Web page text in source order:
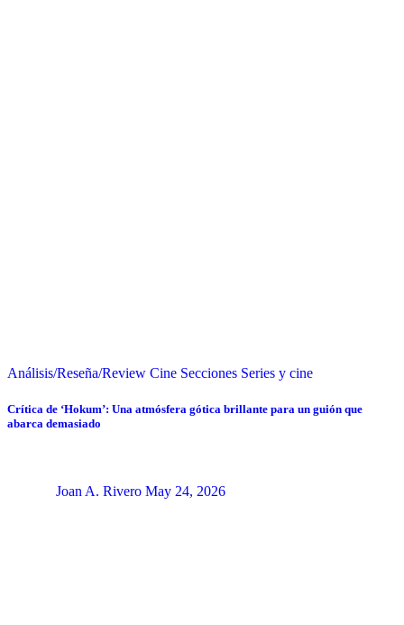
Análisis/Reseña/Review Cine Secciones Series y cine
Crítica de ‘Hokum’: Una atmósfera gótica brillante para un guión que
abarca demasiado
Joan A. Rivero May 24, 2026